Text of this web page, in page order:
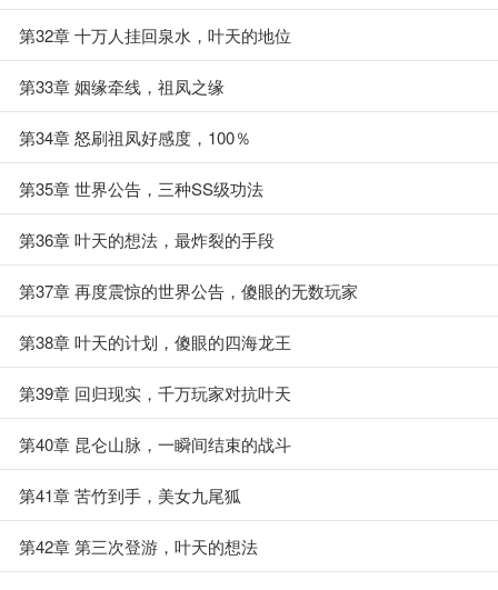
第32章 十万人挂回泉水，叶天的地位
第33章 姻缘牵线，祖凤之缘
第34章 怒刷祖凤好感度，100％
第35章 世界公告，三种SS级功法
第36章 叶天的想法，最炸裂的手段
第37章 再度震惊的世界公告，傻眼的无数玩家
第38章 叶天的计划，傻眼的四海龙王
第39章 回归现实，千万玩家对抗叶天
第40章 昆仑山脉，一瞬间结束的战斗
第41章 苦竹到手，美女九尾狐
第42章 第三次登游，叶天的想法